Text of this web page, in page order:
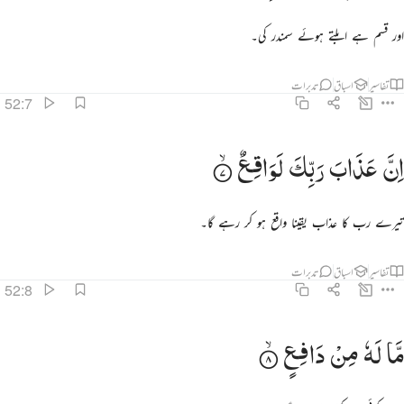
اور قسم ہے ابلتے ہوئے سمندر کی۔
تفاسیر اسباق تدبرات
52:7
ان عذاب ربك لواقع ٧
إِنَّ عَذَابَ رَبِّكَ لَوَٰقِعٌۭ ٧
اِنَّعَذَابَرَبِّكَلَوَاقِعٌ
تیرے رب کا عذاب یقینا واقع ہو کر رہے گا۔
تفاسیر اسباق تدبرات
52:8
ما له من دافع ٨
مَّا لَهُۥ مِن دَافِعٍۢ ٨
مَّالَهٗمِنْدَافِعٍ